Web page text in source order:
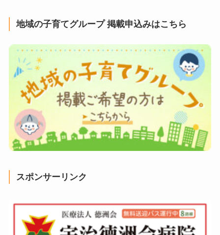
地域の子育てグループ 掲載申込みはこちら
スポンサーリンク